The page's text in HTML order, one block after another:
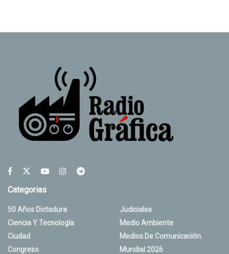
Categorias
50 Años Dictadura
Ciencia Y Tecnología
Ciudad
Congreso
Judiciales
Medio Ambiente
Medios De Comunicación
Mundial 2026